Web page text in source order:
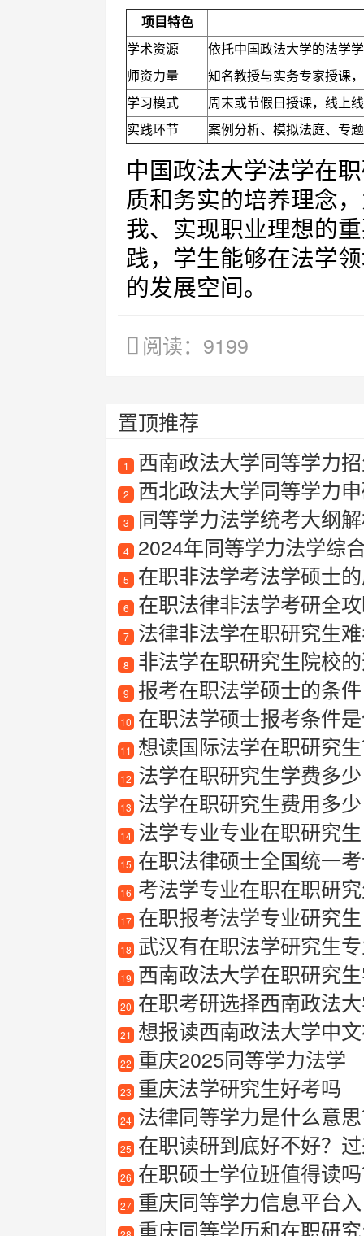
项目特色
学术资源
依托中国政法大学的法学
师资力量
知名教授与实务专家授课
学习模式
周末或节假日授课，线上
实践环节
案例分析、模拟法庭、专
中国政法大学法学在
质和务实的培养理念
我、实现职业理想的
践，学生能够在法学
的发展空间。
阅读：9199
置顶推荐
1 西南政法大学同等学力
2 西北政法大学同等学力
3 同等学力法学统考大纲
4 2024年同等学力法学综
5 在职非法学考法学硕士
6 在职法律非法学考研全
7 法律非法学在职研究生
8 非法学在职研究生院校
9 报考在职法学硕士的条件
10 在职法学硕士报考条件
11 想读国际法学在职研究生
12 法学在职研究生学费多少
13 法学在职研究生费用多少
14 法学专业专业在职研究生
15 在职法律硕士全国统一
16 考法学专业在职在职研
17 在职报考法学专业研究生
18 武汉有在职法学研究生
19 西南政法大学在职研究生
20 在职考研选择西南政法
21 想报读西南政法大学中文在职
22 重庆2025同等学力法学
23 重庆法学研究生好考吗
24 法律同等学力是什么意
25 在职读研到底好不好？
26 在职硕士学位班值得读
27 重庆同等学力信息平台
重庆同等学历和在职研